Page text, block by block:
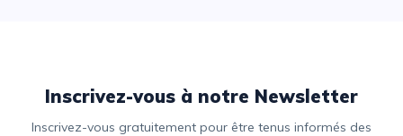
Inscrivez-vous à notre Newsletter
Inscrivez-vous gratuitement pour être tenus informés des